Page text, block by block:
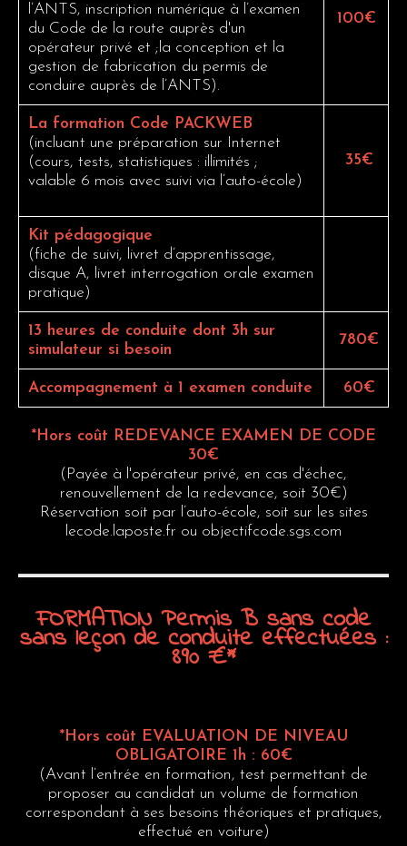
l’ANTS, inscription numérique à l’examen
du Code de la route auprès d'un
opérateur privé et ;la conception et la
gestion de fabrication du permis de
conduire auprès de l’ANTS).
100€
La formation Code PACKWEB
(incluant une préparation sur Internet
(cours, tests, statistiques : illimités ;
valable 6 mois avec suivi via l’auto-école)
35€
Kit pédagogique
(fiche de suivi, livret d’apprentissage,
disque A, livret interrogation orale examen
pratique)
13 heures de conduite dont 3h sur
simulateur si besoin
780€
Accompagnement à 1 examen conduite 60€
*Hors coût REDEVANCE EXAMEN DE CODE
30€
(Payée à l'opérateur privé, en cas d'échec,
renouvellement de la redevance, soit 30€)
Réservation soit par l’auto-école, soit sur les sites
lecode.laposte.fr ou objectifcode.sgs.com
FORMATION Permis B sans code
sans leçon de conduite effectuées :
890 €*
*Hors coût EVALUATION DE NIVEAU
OBLIGATOIRE 1h : 60€
(Avant l’entrée en formation, test permettant de
proposer au candidat un volume de formation
correspondant à ses besoins théoriques et pratiques,
effectué en voiture)